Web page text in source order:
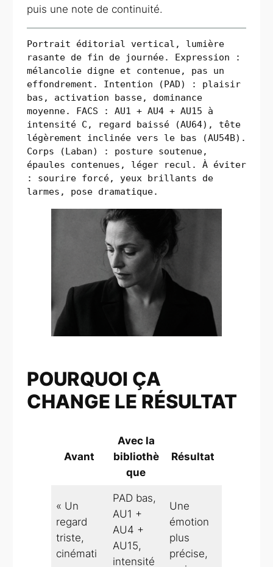
puis une note de continuité.
Portrait éditorial vertical, lumière
rasante de fin de journée. Expression :
mélancolie digne et contenue, pas un
effondrement. Intention (PAD) : plaisir
bas, activation basse, dominance
moyenne. FACS : AU1 + AU4 + AU15 à
intensité C, regard baissé (AU64), tête
légèrement inclinée vers le bas (AU54B).
Corps (Laban) : posture soutenue,
épaules contenues, léger recul. À éviter
: sourire forcé, yeux brillants de
larmes, pose dramatique.
POURQUOI ÇA
CHANGE LE RÉSULTAT
Avant
Avec la
bibliothè
que
Résultat
« Un
regard
triste,
cinémati
PAD bas,
AU1 +
AU4 +
AU15,
intensité
Une
émotion
plus
précise,